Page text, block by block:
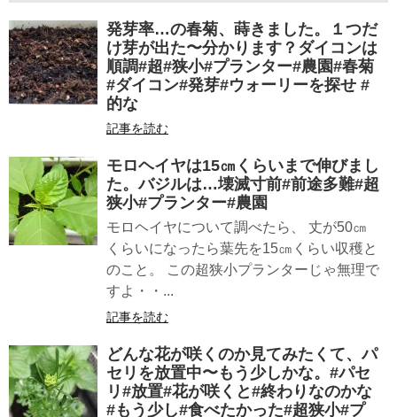
発芽率…の春菊、蒔きました。１つだ
け芽が出た〜分かります？ダイコンは
順調#超#狭小#プランター#農園#春菊
#ダイコン#発芽#ウォーリーを探せ #
的な
記事を読む
モロヘイヤは15㎝くらいまで伸びまし
た。バジルは…壊滅寸前#前途多難#超
狭小#プランター#農園
モロヘイヤについて調べたら、 丈が50㎝
くらいになったら葉先を15㎝くらい収穫と
のこと。 この超狭小プランターじゃ無理で
すよ・・...
記事を読む
どんな花が咲くのか見てみたくて、パ
セリを放置中〜もう少しかな。#パセ
リ#放置#花が咲くと#終わりなのかな
#もう少し#食べたかった#超狭小#プ